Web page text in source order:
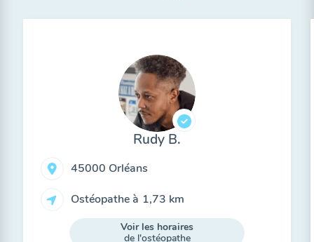
Rudy B.
45000 Orléans
Ostéopathe à 1,73 km
Voir les horaires
de l'ostéopathe